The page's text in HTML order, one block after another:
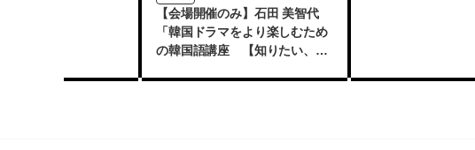
【会場開催のみ】石田 美智代
「韓国ドラマをより楽しむため
の韓国語講座 【知りたい、深